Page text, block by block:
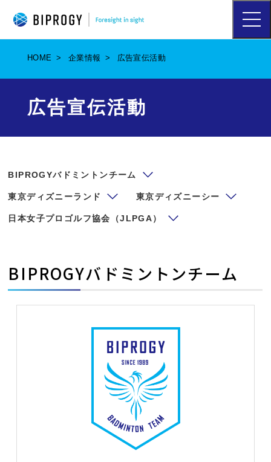
ハ
ン
ー
HOME 企業情報 広告宣伝活動
広告宣伝活動
BIPROGYバドミントンチーム
東京ディズニーランド 東京ディズニーシー
日本女子プロゴルフ協会（JLPGA）
BIPROGYバドミントンチーム